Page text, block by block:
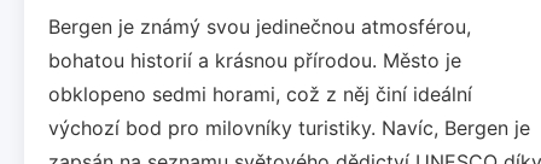
Bergen je známý svou jedinečnou atmosférou,
bohatou historií a krásnou přírodou. Město je
obklopeno sedmi horami, což z něj činí ideální
výchozí bod pro milovníky turistiky. Navíc, Bergen je